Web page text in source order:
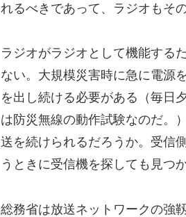
れるべきであって、ラジオもそ
ラジオがラジオとして機能する
ない。大規模災害時に急に電源
を出し続ける必要がある（毎日
は防災無線の動作試験なのだ。
送を続けられるだろうか。受信
うときに受信機を探しても見つ
総務省は放送ネットワークの強